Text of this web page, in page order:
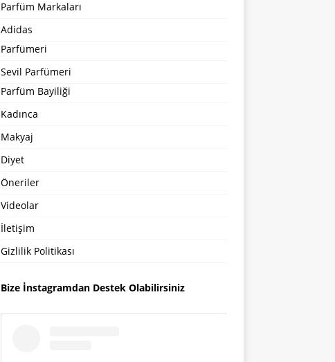
Parfüm Markaları
Adidas
Parfümeri
Sevil Parfümeri
Parfüm Bayiliği
Kadınca
Makyaj
Diyet
Öneriler
Videolar
İletişim
Gizlilik Politikası
Bize İnstagramdan Destek Olabilirsiniz